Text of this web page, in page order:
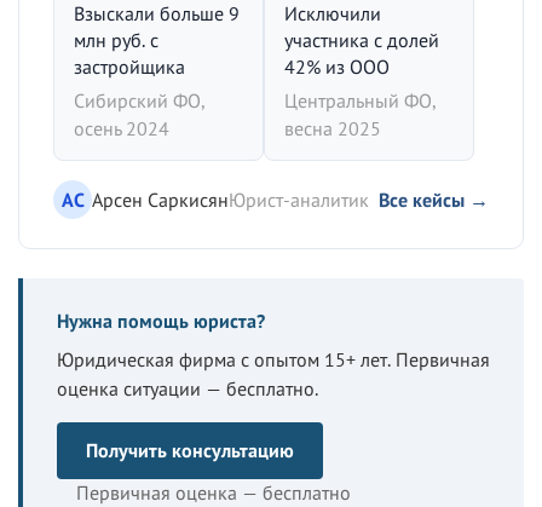
Взыскали больше 9
млн руб. с
застройщика
Сибирский ФО,
осень 2024
Исключили
участника с долей
42% из ООО
Центральный ФО,
весна 2025
АС Арсен СаркисянЮрист-аналитик Все кейсы →
Нужна помощь юриста?
Юридическая фирма с опытом 15+ лет. Первичная
оценка ситуации — бесплатно.
Получить консультацию
Первичная оценка — бесплатно